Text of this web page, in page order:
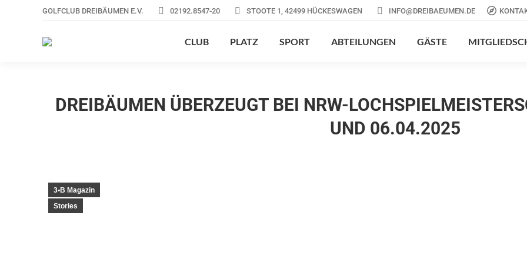
GOLFCLUB DREIBÄUMEN E.V. 02192.8547-20 STOOTE 1, 42499 HÜCKESWAGEN INFO@DREIBAEUMEN.DE
CLUB PLATZ SPORT ABTEILUNGEN GÄSTE
DREIBÄUMEN ÜBERZEUGT BEI NRW-
UND 06.04.2025
3•B Magazin
Stories